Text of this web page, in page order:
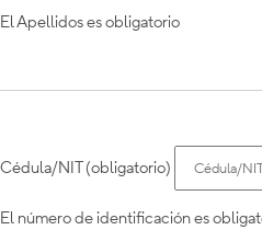
El Apellidos es obligatorio
Cédula/NIT (obligatorio)
El número de identificación es